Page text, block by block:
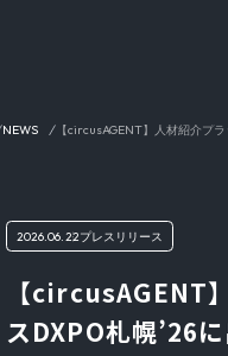
NEWS 【circusAGENT】人材紹介プラ
2026.06.22プレスリリース
【circusAGENT
スDXPO札幌’26